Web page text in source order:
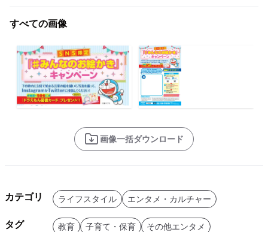
すべての画像
画像一括ダウンロード
カテゴリ ライフスタイル エンタメ・カルチャー
タグ 教育 子育て・保育 その他エンタメ